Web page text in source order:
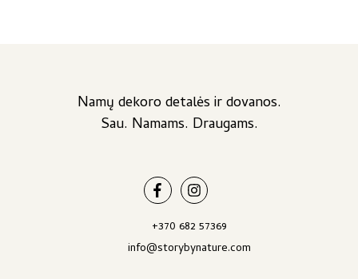
the
product
page
Namų dekoro detalės ir dovanos.
Sau. Namams. Draugams.
+370 682 57369
info@storybynature.com